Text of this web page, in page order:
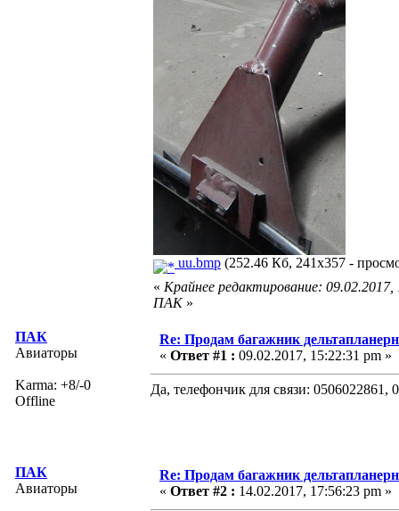
uu.bmp (252.46 Кб, 241x357 -
« Крайнее редактирование:
ПАК»
ПАК
Авиаторы
Karma: +8/-0
Offline
Re: Продам багажник
« Ответ #1 : 09.02.2017, 15:22:31 pm »
Да, телефончик для связи: 0506022861,
ПАК
Авиаторы
Re: Продам багажник
« Ответ #2 : 14.02.2017, 17:56:23 pm »